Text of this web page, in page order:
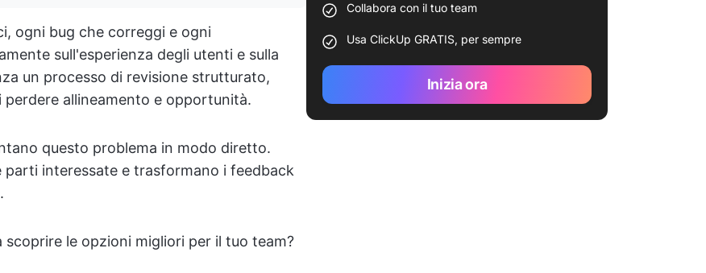
ogni bug che correggi e ogni
sull'esperienza degli utenti e sulla
un processo di revisione strutturato,
allineamento e opportunità.
questo problema in modo diretto.
parti interessate e trasformano i feedback
le opzioni migliori per il tuo team?
Collabora con il tuo team
Usa ClickUp GRATIS, per sempre
Inizia ora